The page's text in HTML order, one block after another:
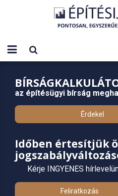
az építésügyi bírság
Érdekel
Időben értesítjük
Kérje INGYENES
Feliratkozás